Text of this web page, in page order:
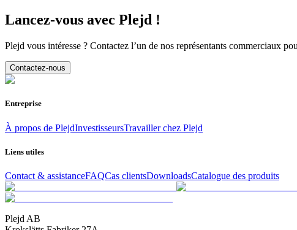
Lancez-vous avec Plejd !
Plejd vous intéresse ? Contactez l’un de nos représentants commerciaux
Contactez-nous
Entreprise
À propos de PlejdInvestisseursTravailler chez Plejd
Liens utiles
Contact & assistanceFAQCas clientsDownloadsCatalogue des produits
Plejd AB